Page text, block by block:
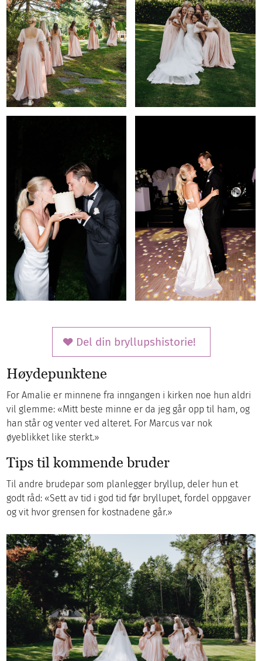
Del din bryllupshistorie!
Høydepunktene
For Amalie er minnene fra inngangen i kirken noe hun aldri
vil glemme: «Mitt beste minne er da jeg går opp til ham, og
han står og venter ved alteret. For Marcus var nok
øyeblikket like sterkt.»
Tips til kommende bruder
Til andre brudepar som planlegger bryllup, deler hun et
godt råd: «Sett av tid i god tid før bryllupet, fordel oppgaver
og vit hvor grensen for kostnadene går.»